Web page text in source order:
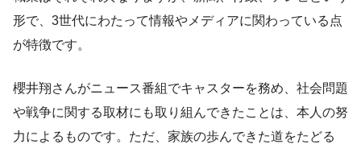
形で、3世代にわたって情報やメディアに関わっている点
が特徴です。
櫻井翔さんがニュース番組でキャスターを務め、社会問題
や戦争に関する取材にも取り組んできたことは、本人の努
力によるものです。ただ、家族の歩んできた道をたどる